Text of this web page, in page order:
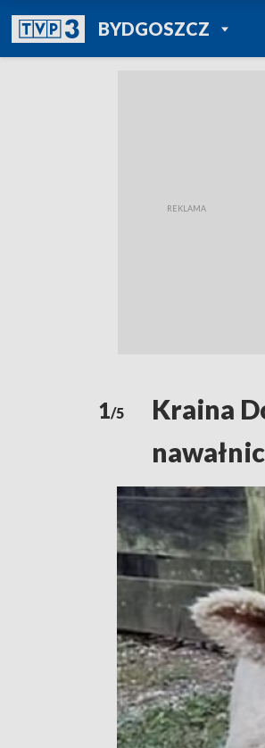
BYDGOSZCZPOWRÓT DO
TVP REGIONY
1/5
Kraina